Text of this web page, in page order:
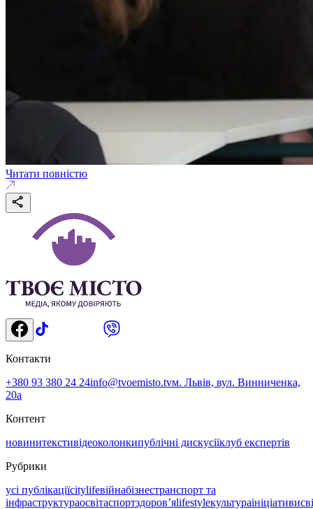
Читати повністю
Контакти
+380 93 380 24 24info@tvoemisto.tvм. Львів, вул. Винниченка,
20а
Контент
новинитекстивідеоколонкипублічні дискусіїклуб експертів
Рубрики
усі публікаціїcitylifeвійнабізнестранспорт та
інфраструктураосвітаспортздоровʼяlifestyleкультураініціативи